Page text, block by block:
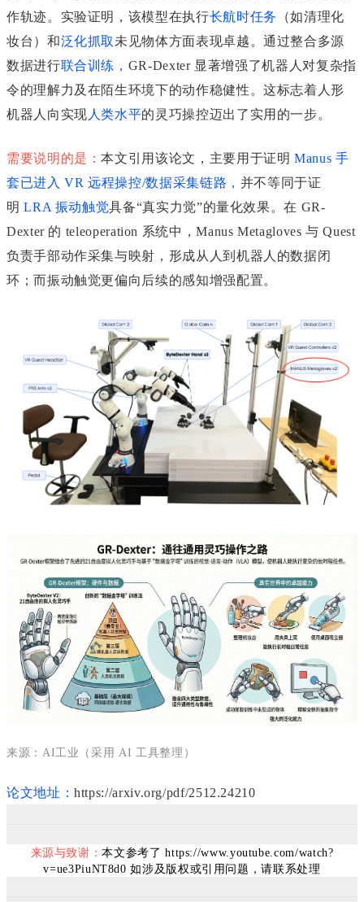
作轨迹。实验证明，该模型在执行长航时任务
（如清理化
妆台）和泛化抓取 未见物体方面表现卓越。通过整合多源
数据进行联合训练 ， GR-Dexter 显著增强了机器人对复杂指
令的理解力及在陌生环境下的动作稳健性。这标志着人形
机器人向实现 人类水平的灵巧操控迈出了实用的一步。
需要说明的是：本文引用该论文，主要用于证明Manus 手
套已进入 VR 远程操控/数据采集链路 ， 并不等同于证
明 LRA 振动触觉具备“真实力觉”的量化效果。在 GR-
Dexter 的 teleoperation 系统中，Manus Metagloves 与 Quest
负责手部动作采集与映射，形成从人到机器人的数据闭
环；而振动触觉更偏向后续的感知增强配置。
来源：AI工业（采用 AI 工具整理）
论文地址：https://arxiv.org/pdf/2512.24210
来源与致谢：本文参考了 https://www.youtube.com/watch?
v=ue3PiuNT8d0 如涉及版权或引用问题，请联系处理